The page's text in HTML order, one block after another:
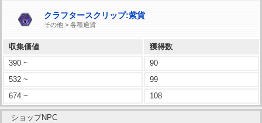
クラフタースクリップ:紫貨
その他 > 各種通貨
収集価値
獲得数
390 ~
90
532 ~
99
674 ~
108
ショップNPC